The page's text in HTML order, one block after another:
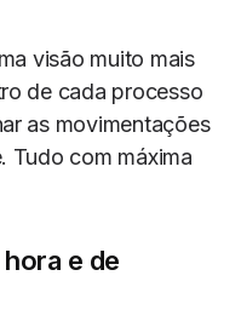
visão muito mais
de cada processo
as movimentações
Tudo com máxima
hora e de